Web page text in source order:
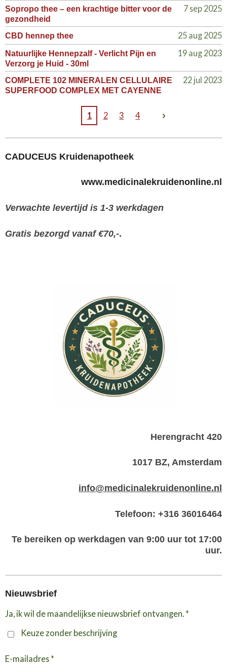
Sopropo thee – een krachtige bitter voor de
gezondheid
7 sep 2025
CBD hennep thee 25 aug 2025
Natuurlijke Hennepzalf - Verlicht Pijn en
Verzorg je Huid - 30ml
19 aug 2023
COMPLETE 102 MINERALEN CELLULAIRE
SUPERFOOD COMPLEX MET CAYENNE
22 jul 2023
1 2 3 4
CADUCEUS Kruidenapotheek
www.medicinalekruidenonline.nl
Verwachte levertijd is 1-3 werkdagen
Gratis bezorgd vanaf €70,-.
Herengracht 420
1017 BZ, Amsterdam
info@medicinalekruidenonline.nl
Telefoon: +316 36016464
Te bereiken op werkdagen van 9:00 uur tot 17:00
uur.
Nieuwsbrief
Ja, ik wil de maandelijkse nieuwsbrief ontvangen. *
Keuze zonder beschrijving
E-mailadres *